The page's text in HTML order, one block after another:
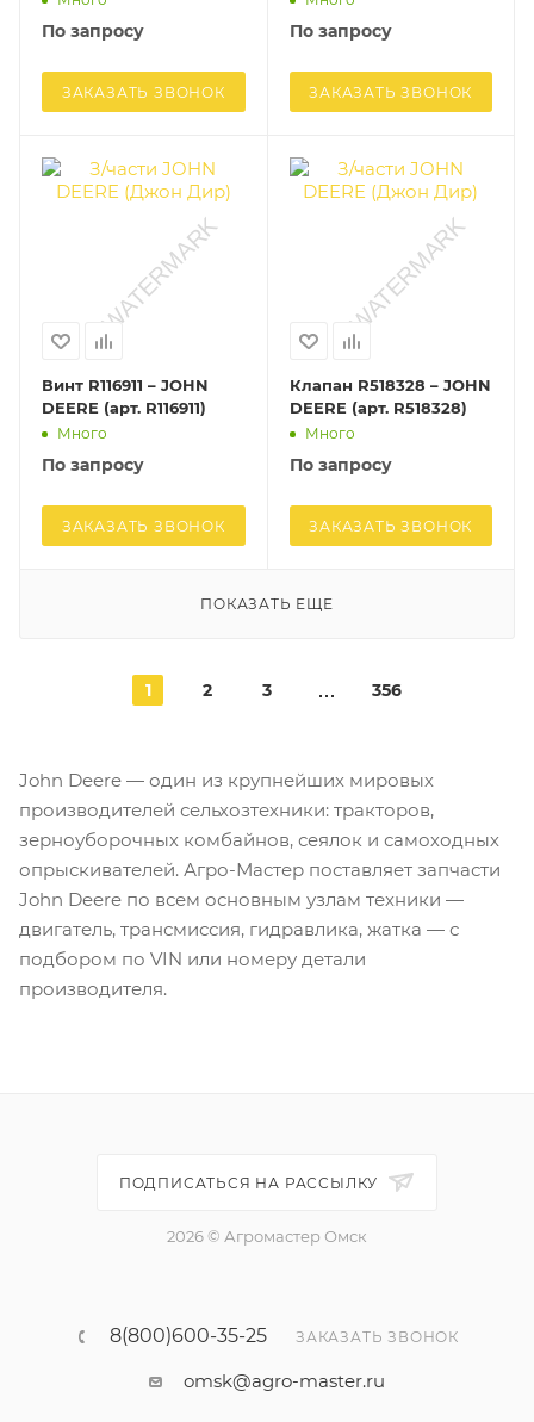
По запросу
ЗАКАЗАТЬ ЗВОНОК
По запросу
ЗАКАЗАТЬ ЗВОНОК
Винт R116911 – JOHN
DEERE (арт. R116911)
Много
По запросу
ЗАКАЗАТЬ ЗВОНОК
Клапан R518328 – JOHN
DEERE (арт. R518328)
Много
По запросу
ЗАКАЗАТЬ ЗВОНОК
ПОКАЗАТЬ ЕЩЕ
1 2 3 356
John Deere — один из крупнейших мировых
производителей сельхозтехники: тракторов,
зерноуборочных комбайнов, сеялок и самоходных
опрыскивателей. Агро-Мастер поставляет запчасти
John Deere по всем основным узлам техники —
двигатель, трансмиссия, гидравлика, жатка — с
подбором по VIN или номеру детали
производителя.
ПОДПИСАТЬСЯ НА РАССЫЛКУ
2026 © Агромастер Омск
8(800)600-35-25 ЗАКАЗАТЬ ЗВОНОК
omsk@agro-master.ru